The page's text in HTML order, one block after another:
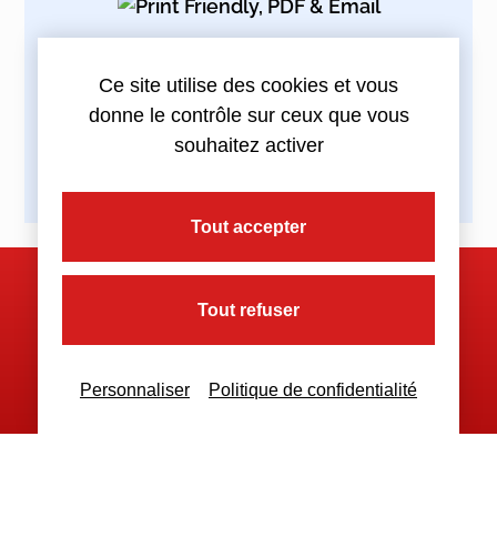
Partagez cette actualité :
Nous contacter
Ce site utilise des cookies et vous
donne le contrôle sur ceux que vous
souhaitez activer
Tout accepter
Tout refuser
Personnaliser Politique de confidentialité